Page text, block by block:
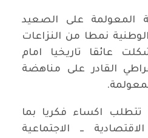
المعولمة على الصعيد
نمطا من النزاعات
عائقا تاريخيا امام
القادر على مناهضة
تتطلب اكساء فكريا بما
ــ الاجتماعية